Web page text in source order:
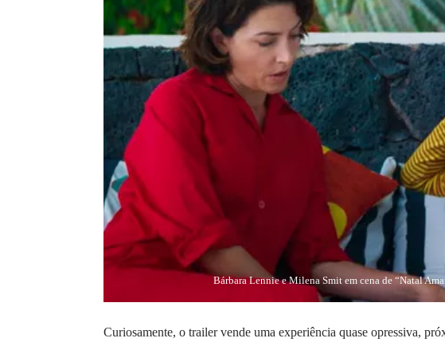
Bárbara Lennie e Milena Smit em cena de “Natal
Curiosamente, o trailer vende uma experiência quase opressiva,